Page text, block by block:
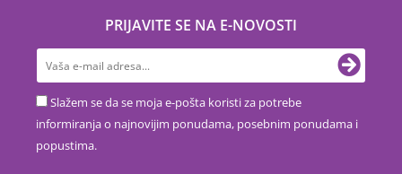
PRIJAVITE SE NA E-NOVOSTI
Slažem se da se moja e-pošta koristi za potrebe
informiranja o najnovijim ponudama, posebnim ponudama i
popustima.